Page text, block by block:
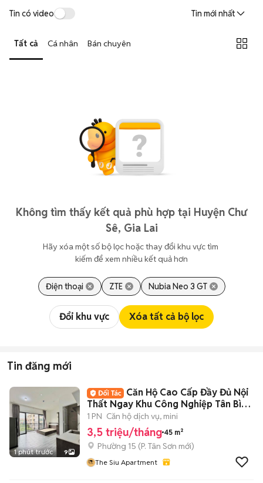
Tin có video Tin mới nhất
Tất cả Cá nhân Bán chuyên
Không tìm thấy kết quả phù hợp tại Huyện Chư
Sê, Gia Lai
Hãy xóa một số bộ lọc hoặc thay đổi khu vực tìm
kiếm để xem nhiều kết quả hơn
Điện thoại ZTE Nubia Neo 3 GT
Đổi khu vực Xóa tất cả bộ lọc
Tin đăng mới
1 phút trước 9
Căn Hộ Cao Cấp Đầy Đủ Nội
Thất Ngay Khu Công Nghiệp Tân Bình
- Etown
1 PN Căn hộ dịch vụ, mini
3,5 triệu/tháng 45 m²
Phường 15 (P. Tân Sơn mới)
The Siu Apartment